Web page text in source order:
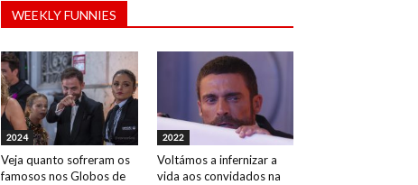
WEEKLY FUNNIES
2024
Veja quanto sofreram os
famosos nos Globos de
2022
Voltámos a infernizar a
vida aos convidados na